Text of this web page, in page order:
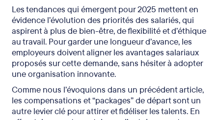
Les tendances qui émergent pour 2025 mettent en
évidence l’évolution des priorités des salariés, qui
aspirent à plus de bien-être, de flexibilité et d’éthique
au travail. Pour garder une longueur d’avance, les
employeurs doivent aligner les avantages salariaux
proposés sur cette demande, sans hésiter à adopter
une organisation innovante.
Comme nous l’évoquions dans un précédent article,
les compensations et “packages” de départ sont un
autre levier clé pour attirer et fidéliser les talents. En